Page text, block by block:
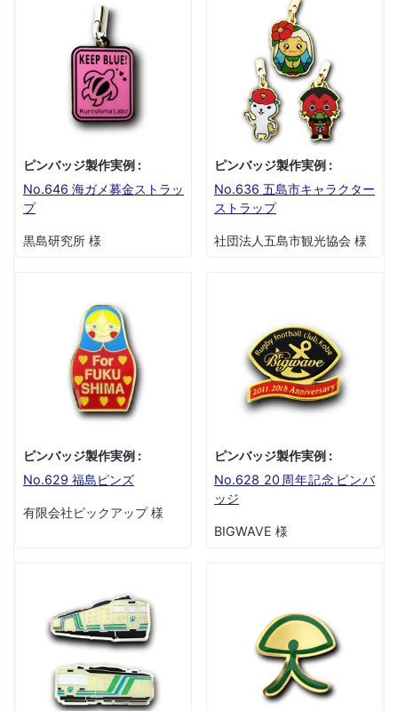
ピンバッジ製作実例 :
No.646 海ガメ募金ストラッ
プ
黒島研究所 様
ピンバッジ製作実例 :
No.636 五島市キャラクター
ストラップ
社団法人五島市観光協会 様
ピンバッジ製作実例 :
No.629 福島ピンズ
有限会社ピックアップ 様
ピンバッジ製作実例 :
No.628 20周年記念ピンバ
ッジ
BIGWAVE 様